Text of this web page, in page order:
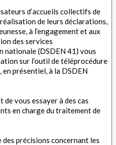
d’accueils collectifs de
de leurs déclarations,
à l’engagement et aux
des services
nationale (DSDEN 41) vous
sur l’outil de téléprocédure
en présentiel, à la DSDEN
vous essayer à des cas
en charge du traitement de
précisions concernant les